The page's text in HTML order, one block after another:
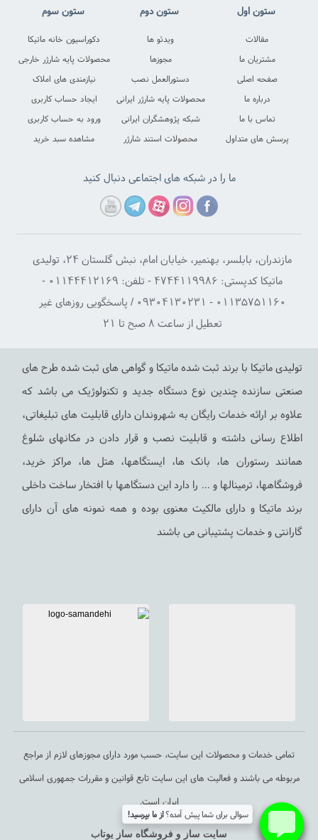
اول
درباره ما
متداول
ستون دوم
محصولات پایه شارژر ایرانی
شبکه پژوهشگران ایرانی
محصولات استند شارژر
ستون سوم
محصولات پایه شارژر خارجی
ایجاد حساب کاربری
ورود به حساب کاربری
مشاهده سبد خرید
ما را در شبکه های اجتماعی دنبال کنید
مازندران، بابلسر، بهنمیر، خیابان امام، نبش گلستان ۲۴، تولیدی
ماتیکا کدپستی: ۴۷۴۴۱۱۹۹۸۶ - تلفن: ۰۱۱۴۴۴۱۲۱۶۹ -
۰۱۱۳۵۷۵۱۱۶۰ - ۰۹۳۰۴۱۳۰۲۳۱ / پاسخگویی روزهای غیر
تعطیل از ساعت ۸ صبح تا ۲۱
تولیدی ماتیکا با برند ثبت شده ماتیکا و گواهی های ثبت شده طرح های
صنعتی سازنده چندین نوع دستگاه جدید و تکنولوژیک می باشد که
علاوه بر ارائه خدمات رایگان به شهروندان دارای قابلیت های تبلیغاتی،
اطلاع رسانی داشته و قابلیت نصب و قرار دادن در مکانهای شلوغ
همانند رستوران ها، بانک ها، ایستگاهها، هتل ها، مراکز خرید،
فروشگاهها، ترمینالها و ... را دارد این دستگاهها با افتخار ساخت داخلی
برند ماتیکا و دارای مالکیت معنوی بوده و همه نمونه های آن دارای
گارانتی و خدمات پشتیبانی می باشند
تمامی خدمات و محصولات این سایت، حسب مورد دارای مجوزهای لازم از مراجع
مربوطه می باشند و فعالیت های این سایت تابع قوانین و مقررات جمهوری اسلامی
ایران است.
سایت ساز و فروشگاه ساز یوتاب
سوالی برای شما پیش آمده؟از ما بپرسید!